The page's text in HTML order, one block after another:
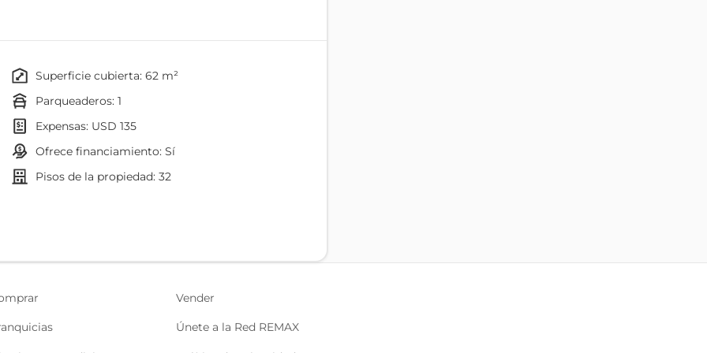
vista
parqueadero)
en 1995, conocido por su seguridad,
superficie cubierta: 62 m²
parqueaderos: 1
expensas: USD 135
ofrece financiamiento: Sí
pisos de la propiedad: 32
Cocina/comedor
Vender
Únete a la Red REMAX